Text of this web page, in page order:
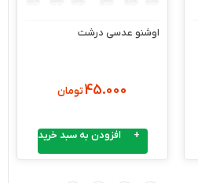
اوشنو عدسی درشت
45.000تومان
افزودن به سبد خرید